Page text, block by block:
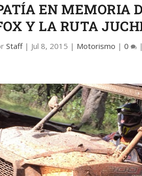
EN MEMORIA
Y LA RUTA
Staff| Jul 8, 2015 | Motorismo |0